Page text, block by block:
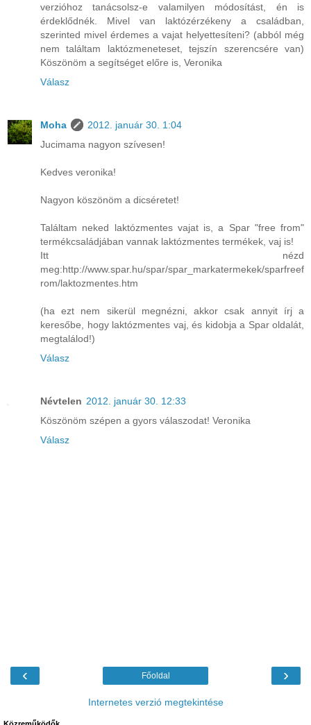
verzióhoz tanácsolsz-e valamilyen módosítást, én is
érdeklődnék. Mivel van laktózérzékeny a családban,
szerinted mivel érdemes a vajat helyettesíteni? (abból még
nem találtam laktózmeneteset, tejszín szerencsére van)
Köszönöm a segítséget előre is, Veronika
Válasz
Moha
2012. január 30. 1:04
Jucimama nagyon szívesen!
Kedves veronika!
Nagyon köszönöm a dicséretet!
Találtam neked laktózmentes vajat is, a Spar "free from"
termékcsaládjában vannak laktózmentes termékek, vaj is!
Itt nézd
meg:http://www.spar.hu/spar/spar_markatermekek/sparfreef
rom/laktozmentes.htm
(ha ezt nem sikerül megnézni, akkor csak annyit írj a
keresőbe, hogy laktózmentes vaj, és kidobja a Spar oldalát,
megtalálod!)
Válasz
Névtelen 2012. január 30. 12:33
Köszönöm szépen a gyors válaszodat! Veronika
Válasz
‹ ›
Főoldal
Internetes verzió megtekintése